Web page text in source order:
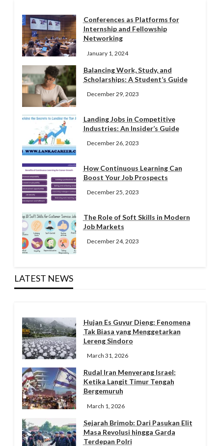
Conferences as Platforms for
Internship and Fellowship
Networking
January 1, 2024
Balancing Work, Study, and
Scholarships: A Student’s Guide
December 29, 2023
Landing Jobs in Competitive
Industries: An Insider’s Guide
December 26, 2023
How Continuous Learning Can
Boost Your Job Prospects
December 25, 2023
The Role of Soft Skills in Modern
Job Markets
December 24, 2023
LATEST NEWS
Hujan Es Guyur Dieng: Fenomena
Tak Biasa yang Menggetarkan
Lereng Sindoro
March 31, 2026
Rudal Iran Menyerang Israel:
Ketika Langit Timur Tengah
Bergemuruh
March 1, 2026
Sejarah Brimob: Dari Pasukan Elit
Masa Revolusi hingga Garda
Terdepan Polri